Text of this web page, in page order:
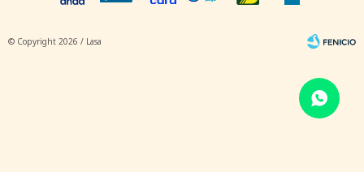
© Copyright 2026 / Lasa